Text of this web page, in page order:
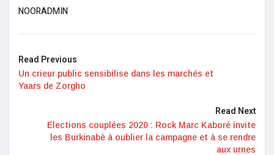
NOORADMIN
Read Previous
Un crieur public sensibilise dans les marchés et
Yaars de Zorgho
Read Next
Elections couplées 2020 : Rock Marc Kaboré invite
les Burkinabè à oublier la campagne et à se rendre
aux urnes